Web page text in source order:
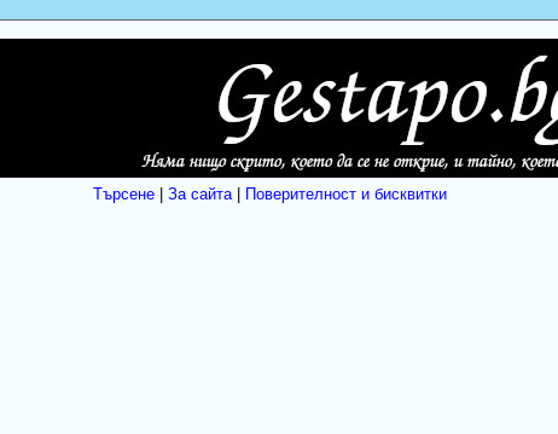
Търсене| За сайта| Поверителност и бисквитки